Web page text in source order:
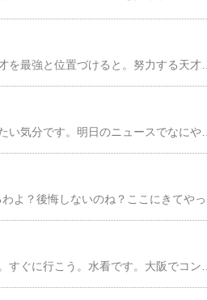
努力しなくていいのは天才だけだからねｗ努力する天才を最強と位置づけると。努力する天才普通の天才かなり努力する秀才努力しない天才努力する秀才かなり努力する凡人普通の秀才努力する凡人普通の凡人努力しない凡人って感じじゃないかしら？ちなみにランク外として「努力を努力と認識していない何か」というのもあります。人間には分があると考えてます。どんなに努力してもどうにもならない分野はあるものですよ。でも。どんなクソ人間でも何かしらの才能はあるものです。それが社会や自分に役立つかどうかは別として。あ、ここであえて社会も含めたのは持論があるからだから気になさらずに。まぁ生かせる(誤変換にあらず)才能を持ってた人間だけが一般に天才と呼ばれる人ですよ。生かせない場合はギネスブック止まりだけどｗまぁ何が言いたいかと言うと。自分が凡人であると認識しているにもかかわらず努力しないとは…。って話ですよ。勝つのは最後まで知略を巡らせた方だ。っていうのが私のモットーですが。要はそんな感じですよ。分をわきまえるわきまえないの話じゃないんです。単なる秀才程度の人間になら凡人は勝てるんですよ。なのに投げるのは逃げでしかないと言い切ります。まぁ私は逃げ容認派ですけどｗ逃げ＝負けみたいな考え方が一般的ですがね。そんな考えはクソ食らえだと言ってあげましょうｗ愚かにもほどがあるｗ誰かの下について出される指示をこなしてるだけの人ならそれでもいいかもだけどね。行けるなら全てを見下ろせる高みへ行こうよ。たぶん気持ちいいよｗっていうメッセージでした。話変わって。世界を変えられると思いますか？私的回答はYES理由は簡単。世界はどのように動いているか。世界を一種のプログラムに例えれば人間は全て乱数ですよ。それも個々の意志で発生する値をある程度制御できる。ならプログラムに影響を与えるほどの乱数にすればいい。圧倒的な権力者になるもよし。莫大な金をもつ資産家になるもよし。意味不明な文章をメールで送り続けるもよし。極端な話爆薬抱えて国会に突入するもよし。無方向性波動について騒ぎ立てるもよし。知事を後ろから以下略飛行機で以下略ほら？簡単でしょ？だからYES少なくとも自分が見てた世界は否応なしに変わっちゃうしねｗどう転んでもYESｗじゃああなたはどう考えるだろう。世界を変えられると思いますか？
なんでしょう？何となく普段分解しないものをバラしたい気分です。明日のニュースでなにやらイヤな事件の報道があっても私じゃないですよ？そんなことより誰か液晶ディスプレイをくださいｗ無性にバラしたいｗとにかくバラしたいｗバラバラにする快楽に浸りたいｗ中の回路を焼き切れるほど見つめたいｗはんだごてであらゆるコンデンサを取り去りたいｗ誰か提供してください。